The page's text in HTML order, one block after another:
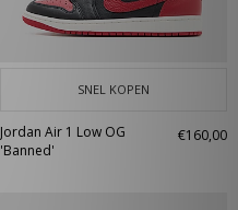
SNEL KOPEN
Jordan Air 1 Low OG
'Banned'
€160,00